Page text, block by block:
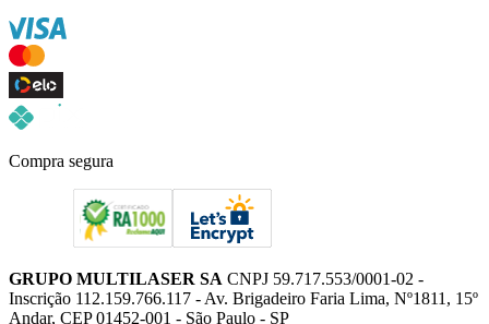
Compra segura
GRUPO MULTILASER SA CNPJ 59.717.553/0001-02 -
Inscrição 112.159.766.117 - Av. Brigadeiro Faria Lima, Nº1811, 15º
Andar, CEP 01452-001 - São Paulo - SP